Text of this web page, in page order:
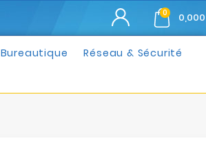
0
Bureautique Réseau & Sécurité